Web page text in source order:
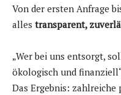
Von der ersten Anfrage
alles transparent,
„Wer bei uns entsorgt,
ökologisch und
Das Ergebnis: